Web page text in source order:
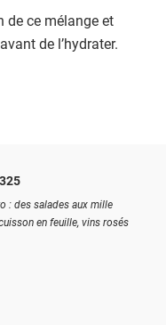
de ce mélange et
de l’hydrater.
: des salades aux mille
en feuille, vins rosés